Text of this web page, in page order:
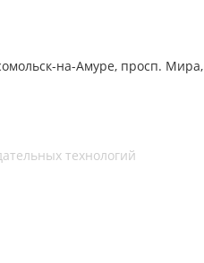
на-Амуре, просп. Мира,
технологий